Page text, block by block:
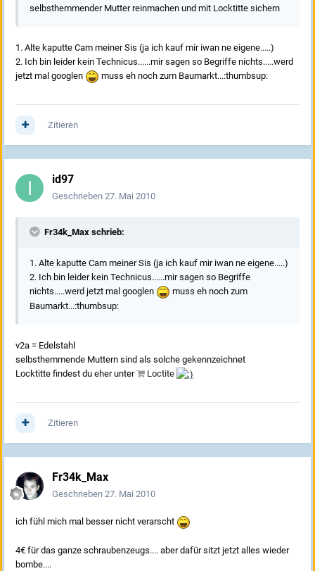
selbsthemmender Mutter reinmachen und mit Locktitte sichern
1. Alte kaputte Cam meiner Sis (ja ich kauf mir iwan ne eigene.....)
2. Ich bin leider kein Technicus......mir sagen so Begriffe nichts.....werd
jetzt mal googlen
muss eh noch zum Baumarkt...:thumbsup:
Zitieren
id97
Geschrieben 27. Mai 2010
Fr34k_Max schrieb:
1. Alte kaputte Cam meiner Sis (ja ich kauf mir iwan ne eigene.....)
2. Ich bin leider kein Technicus......mir sagen so Begriffe
nichts.....werd jetzt mal googlen
muss eh noch zum
Baumarkt...:thumbsup:
v2a = Edelstahl
selbsthemmende Muttern sind als solche gekennzeichnet
Locktitte findest du eher unter
Loctite
Zitieren
Fr34k_Max
Geschrieben 27. Mai 2010
ich fühl mich mal besser nicht verarscht
4€ für das ganze schraubenzeugs.... aber dafür sitzt jetzt alles wieder
bombe....